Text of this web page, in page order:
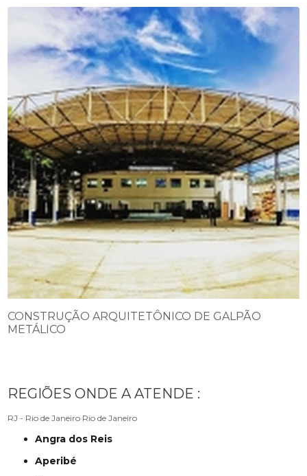
CONSTRUÇÃO ARQUITETÔNICO DE GALPÃO
METÁLICO
REGIÕES ONDE A ATENDE :
RJ - Rio de Janeiro Rio de Janeiro
Angra dos Reis
Aperibé